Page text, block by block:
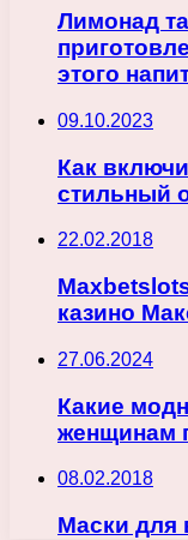
Лимонад
этого
09.10.2023
Как
стильный
22.02.2018
казино
27.06.2024
Какие
женщинам
08.02.2018
Маски для